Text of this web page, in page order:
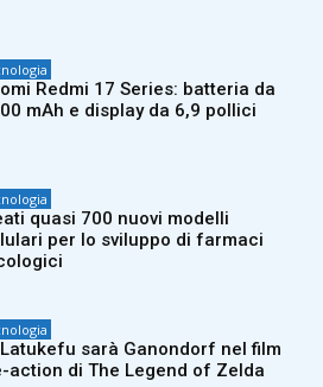
Redmi 17 Series: batteria da
mAh e display da 6,9 pollici
quasi 700 nuovi modelli
per lo sviluppo di farmaci
sarà Ganondorf nel film
action di The Legend of Zelda